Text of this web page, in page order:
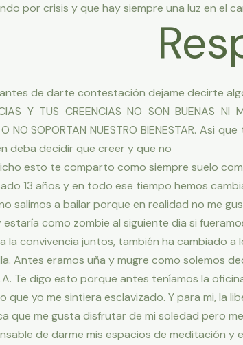
por crisis y que hay siempre una luz en el
antes de darte contestación dejame decirte
Y TUS CREENCIAS NO SON BUENAS NI
O NO SOPORTAN NUESTRO BIENESTAR.
deba decidir que creer y que no
esto te comparto como siempre suelo
13 años y en todo ese tiempo hemos
salimos a bailar porque en realidad no me
como zombie al siguiente dia si
la convivencia juntos, también ha cambiado
Antes eramos uña y mugre como solemos
Te digo esto porque antes teníamos la
que yo me sintiera esclavizado. Y para mi, la
que me gusta disfrutar de mi soledad pero
de darme mis espacios de meditación